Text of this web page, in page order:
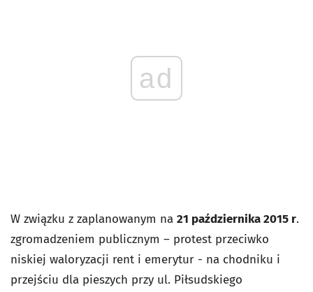
ad
W związku z zaplanowanym na 21 października 2015 r.
zgromadzeniem publicznym – protest przeciwko
niskiej waloryzacji rent i emerytur - na chodniku i
przejściu dla pieszych przy ul. Piłsudskiego